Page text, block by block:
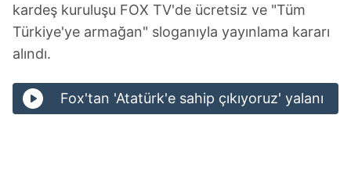
kardeş kuruluşu FOX TV'de ücretsiz ve "Tüm
Türkiye'ye armağan" sloganıyla yayınlama kararı
alındı.
Fox'tan 'Atatürk'e sahip çıkıyoruz' yalanı